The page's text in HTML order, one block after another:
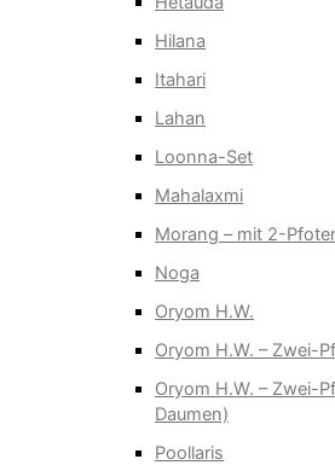
Hilana
Itahari
Lahan
Loonna-Set
Mahalaxmi
Morang – mit 2-
Noga
Oryom H.W.
Oryom H.W. – Zwei-
Oryom H.W. – Zwei-
Daumen)
Poollaris